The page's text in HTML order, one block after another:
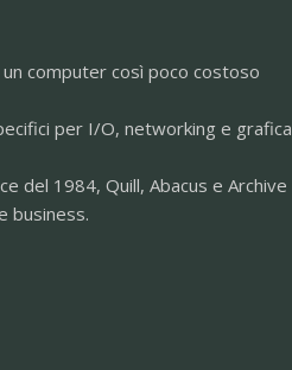
computer così poco costoso
per I/O, networking e grafica
del 1984, Quill, Abacus e Archive
business.